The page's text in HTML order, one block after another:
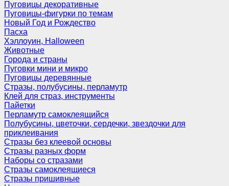
Пуговицы декоративные
Пуговицы-фигурки по темам
Новый Год и Рождество
Пасха
Хэллоуин, Halloween
Животные
Города и страны
Пуговки мини и микро
Пуговицы деревянные
Стразы, полубусины, перламутр
Клей для страз, инструменты
Пайетки
Перламутр самоклеящийся
Полубусины, цветочки, сердечки, звездочки для
приклеивания
Стразы без клеевой основы
Стразы разных форм
Наборы со стразами
Стразы самоклеящиеся
Стразы пришивные